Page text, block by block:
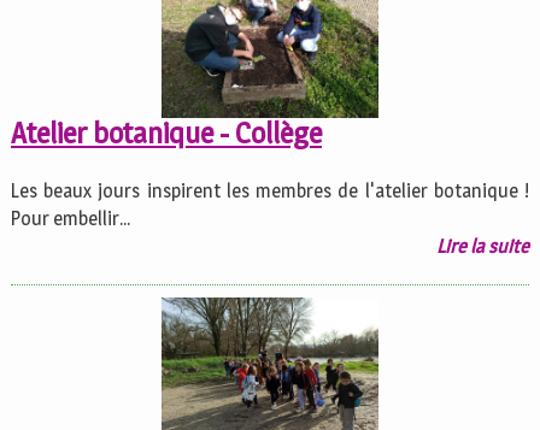
Atelier botanique - Collège
Les beaux jours inspirent les membres de l'atelier botanique !
Pour embellir...
Lire la suite